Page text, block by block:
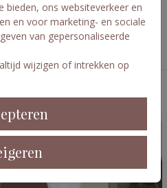
bieden, ons websiteverkeer en
en voor marketing- en sociale
van gepersonaliseerde
wijzigen of intrekken op
ook leuk